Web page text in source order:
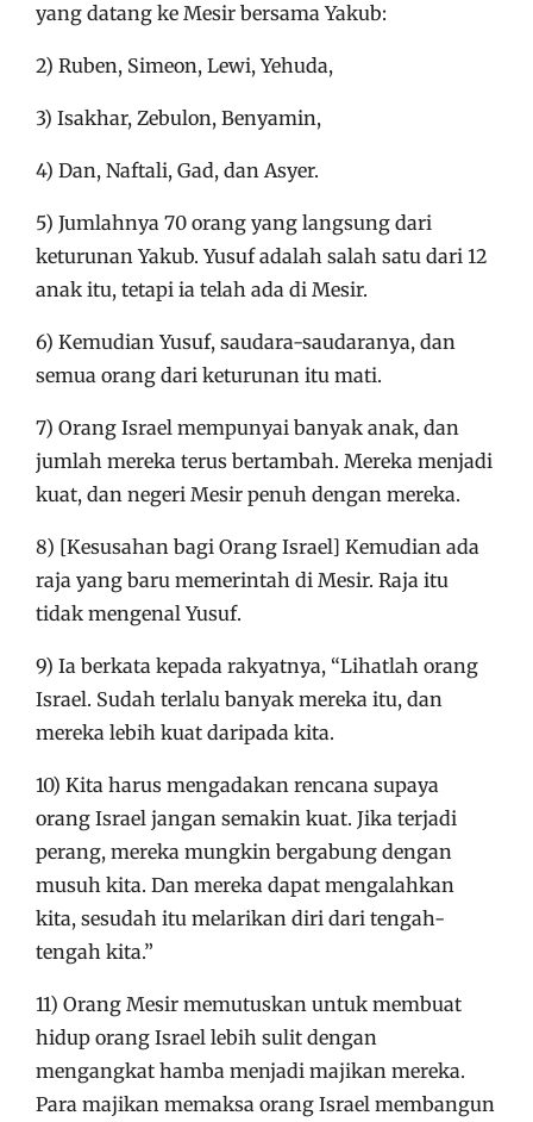
yang datang ke Mesir bersama Yakub:
2) Ruben, Simeon, Lewi, Yehuda,
3) Isakhar, Zebulon, Benyamin,
4) Dan, Naftali, Gad, dan Asyer.
5) Jumlahnya 70 orang yang langsung dari
keturunan Yakub. Yusuf adalah salah satu dari 12
anak itu, tetapi ia telah ada di Mesir.
6) Kemudian Yusuf, saudara-saudaranya, dan
semua orang dari keturunan itu mati.
7) Orang Israel mempunyai banyak anak, dan
jumlah mereka terus bertambah. Mereka menjadi
kuat, dan negeri Mesir penuh dengan mereka.
8) [Kesusahan bagi Orang Israel] Kemudian ada
raja yang baru memerintah di Mesir. Raja itu
tidak mengenal Yusuf.
9) Ia berkata kepada rakyatnya, “Lihatlah orang
Israel. Sudah terlalu banyak mereka itu, dan
mereka lebih kuat daripada kita.
10) Kita harus mengadakan rencana supaya
orang Israel jangan semakin kuat. Jika terjadi
perang, mereka mungkin bergabung dengan
musuh kita. Dan mereka dapat mengalahkan
kita, sesudah itu melarikan diri dari tengah-
tengah kita.”
11) Orang Mesir memutuskan untuk membuat
hidup orang Israel lebih sulit dengan
mengangkat hamba menjadi majikan mereka.
Para majikan memaksa orang Israel membangun